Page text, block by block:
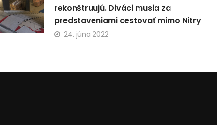
rekonštruujú. Diváci musia za
predstaveniami cestovať mimo Nitry
24. júna 2022